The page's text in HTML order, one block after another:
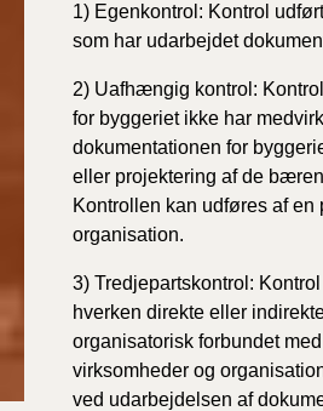
BR15 (2015-2018)
Tidligere BR (1961-
2010)
1) Egenkontrol: Kontrol
som har udarbejdet
2) Uafhængig kontrol:
for byggeriet ikke har
dokumentationen for
eller projektering af de
Kontrollen kan udføres af en
organisation.
3) Tredjepartskontrol:
hverken direkte eller
organisatorisk forbundet
virksomheder og
ved udarbejdelsen af